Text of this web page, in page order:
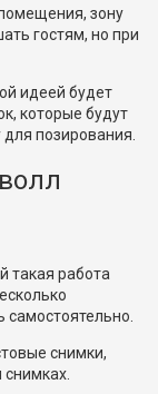
зону
гостям, но при
идеей будет
которые будут
позирования.
такая работа
снимки,